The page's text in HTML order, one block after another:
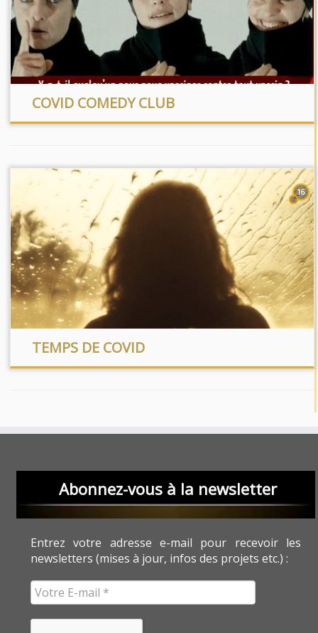
COVID COMEDY CLUB
16
TEMPS DE COVID
Abonnez-vous à la newsletter
Entrez votre adresse e-mail pour recevoir les
newsletters (mises à jour, infos des projets etc.) :